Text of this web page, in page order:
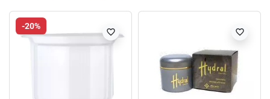
-20%
favorite_border favorite_border